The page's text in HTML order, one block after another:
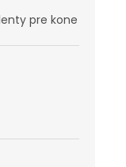
pre kone